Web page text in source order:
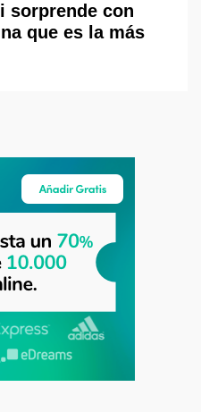
sorprende con
que es la más